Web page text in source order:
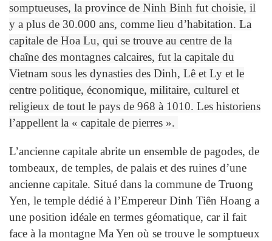
somptueuses, la province de Ninh Binh fut choisie, il
y a plus de 30.000 ans, comme lieu d’habitation. La
capitale de Hoa Lu, qui se trouve au centre de la
chaîne des montagnes calcaires, fut la capitale du
Vietnam sous les dynasties des Dinh, Lê et Ly et le
centre politique, économique, militaire, culturel et
religieux de tout le pays de 968 à 1010. Les historiens
l’appellent la « capitale de pierres ».
L’ancienne capitale abrite un ensemble de pagodes, de
tombeaux, de temples, de palais et des ruines d’une
ancienne capitale. Situé dans la commune de Truong
Yen, le temple dédié à l’Empereur Dinh Tiên Hoang a
une position idéale en termes géomatique, car il fait
face à la montagne Ma Yen où se trouve le somptueux